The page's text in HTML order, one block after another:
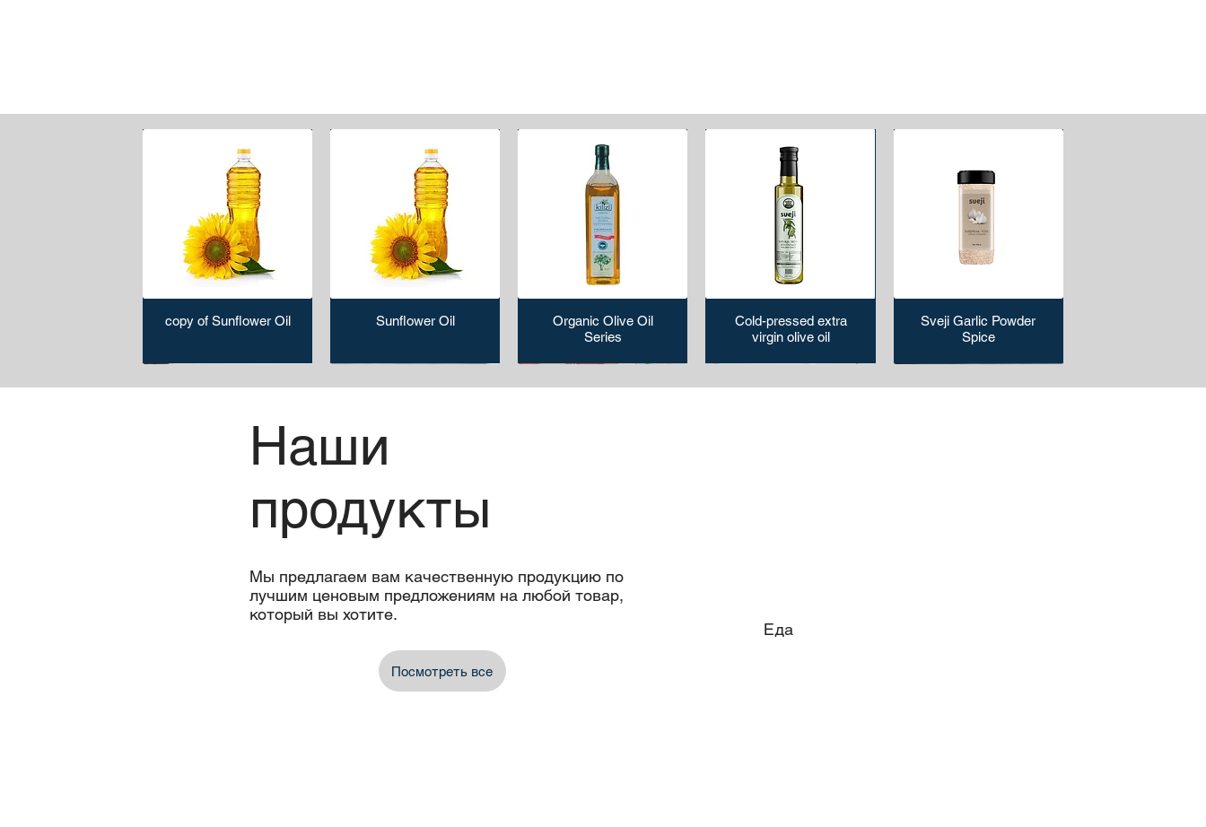
copy of Sunflower Oil Sunflower Oil
Organic Olive Oil
Series
Cold-pressed extra
virgin olive oil
Sveji Garlic Powder
Spice
pepper spice
Наши
продукты
Мы предлагаем вам качественную продукцию по
лучшим ценовым предложениям на любой товар,
который вы хотите.
Посмотреть все
Еда